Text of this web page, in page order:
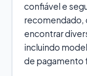
confiável e
recomendado,
encontrar
incluindo
de pagamento